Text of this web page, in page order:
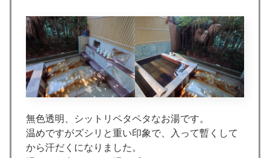
無色透明、シットリペタペタなお湯です。
温めですがズシリと重い印象で、入って暫くして
から汗だくになりました。